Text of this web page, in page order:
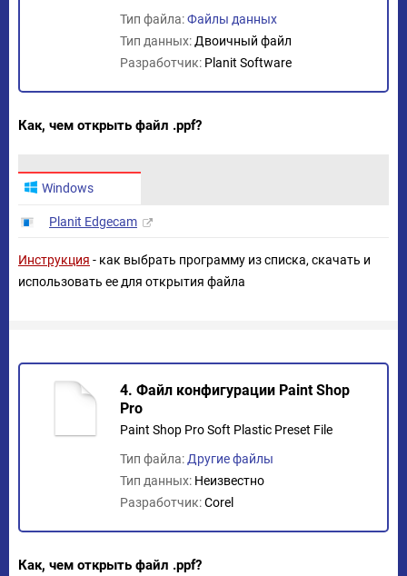
Тип файла:Файлы данных
Тип данных: Двоичный файл
Разработчик: Planit Software
Как, чем открыть файл .ppf?
Windows
Planit Edgecam
Инструкция - как выбрать программу из списка, скачать и
использовать ее для открытия файла
4. Файл конфигурации Paint Shop
Pro
Paint Shop Pro Soft Plastic Preset File
Тип файла: Другие файлы
Тип данных: Неизвестно
Разработчик:Corel
Как, чем открыть файл .ppf?